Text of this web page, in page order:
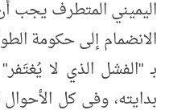
اليميني المتطرف يجب
الانضمام إلى حكومة
بـ "الفشل الذي لا
بدايته، وفي كل